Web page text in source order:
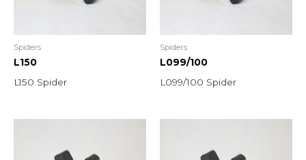
Spiders
L150
L150 Spider
Spiders
L099/100
L099/100 Spider